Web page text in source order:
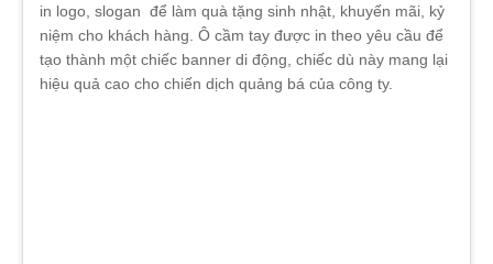
in logo, slogan để làm quà tặng sinh nhật, khuyến mãi, kỷ
niệm cho khách hàng. Ô cầm tay được in theo yêu cầu để
tạo thành một chiếc banner di động, chiếc dù này mang lại
hiệu quả cao cho chiến dịch quảng bá của công ty.